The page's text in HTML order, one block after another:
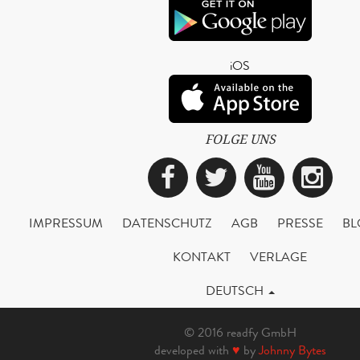
iOS
FOLGE UNS
Facebook
Twitter
IMPRESSUM DATENSCHUTZ AGB PRESSE
KONTAKT
VERLAGE
DEUTSCH
© 2016 readfy GmbH
developed with ♥ byJohnny Bytes